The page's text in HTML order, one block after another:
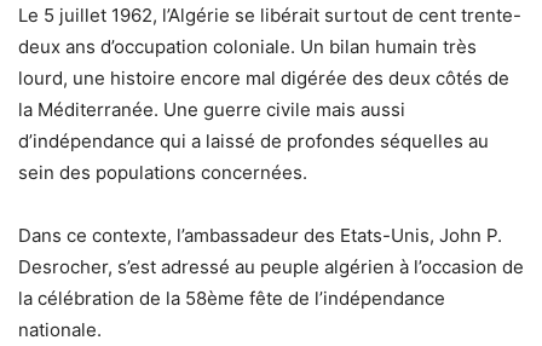
Le 5 juillet 1962, l’Algérie se libérait surtout de cent trente-
deux ans d’occupation coloniale. Un bilan humain très
lourd, une histoire encore mal digérée des deux côtés de
la Méditerranée. Une guerre civile mais aussi
d’indépendance qui a laissé de profondes séquelles au
sein des populations concernées.
Dans ce contexte, l’ambassadeur des Etats-Unis, John P.
Desrocher, s’est adressé au peuple algérien à l’occasion de
la célébration de la 58ème fête de l’indépendance
nationale.